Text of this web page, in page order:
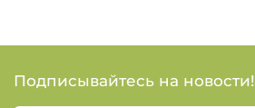
Подписывайтесь на новости!